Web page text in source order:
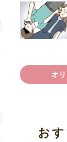
オ
お